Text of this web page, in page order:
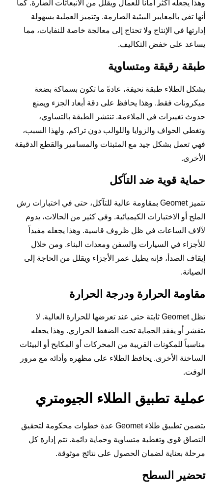
وهذا يجعله أكثر أماناً للعمال ويقلل من الانبعاثات الضارة. كما
أنها تفي بالمعايير البيئية الصارمة. وتتميز العملية بسهولة
إدارتها في الإنتاج ولا تحتاج إلى معالجة خاصة للنفايات، مما
يساعد على خفض التكاليف.
طبقة رقيقة ومتساوية
يشكل الطلاء طبقة نحيفة، عادةً ما تكون بسماكة بضعة
ميكرونات فقط. وهذا يحافظ على دقة أبعاد الجزء ويمنع
حدوث تغييرات في الملاءمة. تنتشر الطبقة بالتساوي،
وتغطي الحواف والزوايا واللوالب دون تراكم. ولهذا السبب،
فهي تعمل بشكل جيد مع المثبتات والمسامير والقطع الدقيقة
الأخرى.
حماية قوية ضد التآكل
تتميز Geomet بمقاومة عالية للتآكل، حتى في اختبارات رش
الملح أو الاختبارات الكيميائية. وفي كثير من الحالات، يدوم
لآلاف الساعات في ظل ظروف قاسية. وهذا يجعله مفيداً
للأجزاء في السيارات والسفن ومعدات البناء. ومن خلال
إيقاف الصدأ، فإنه يطيل عمر الأجزاء ويقلل من الحاجة إلى
الصيانة.
مقاومة الحرارة ودرجة الحرارة
تظل Geomet ثابتة حتى عند تعرضها للحرارة العالية. لا
يتقشر أو يفقد الحماية تحت الضغط الحراري. وهذا يجعله
مناسباً للمكونات القريبة من المحركات أو المكابح أو البيئات
الساخنة الأخرى. يحافظ الطلاء على مظهره وأدائه مع مرور
الوقت.
عملية تطبيق الطلاء الجيومتري
يتضمن تطبيق طلاء Geomet عدة خطوات محكومة لتحقيق
التصاق قوي وتغطية متساوية وحماية دائمة. تتم إدارة كل
مرحلة بعناية لضمان الحصول على نتائج موثوقة.
تحضير السطح